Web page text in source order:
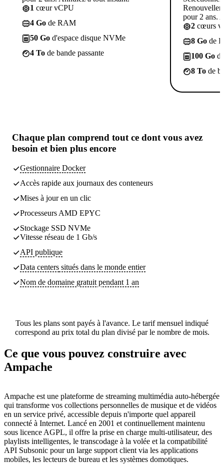
1 cœur vCPU
4 Go de RAM
50 Go d'espace disque NVMe
4 To de bande passante
pour 2 ans.
2 cœurs
8 Go de
100 Go
8 To de
Chaque plan comprend tout ce dont vous avez
besoin et bien plus encore
Gestionnaire Docker
Accès rapide aux journaux des conteneurs
Mises à jour en un clic
Processeurs AMD EPYC
Stockage SSD NVMe
Vitesse réseau de 1 Gb/s
API publique
Data centers situés dans le monde entier
Nom de domaine gratuit pendant 1 an
Tous les plans sont payés à l'avance. Le tarif mensuel indiqué
correspond au prix total du plan divisé par le nombre de mois.
Ce que vous pouvez construire avec
Ampache
Ampache est une plateforme de streaming multimédia auto-hébergée
qui transforme vos collections personnelles de musique et de vidéos
en un service privé, accessible depuis n'importe quel appareil
connecté à Internet. Lancé en 2001 et continuellement maintenu
sous licence AGPL, il offre la prise en charge multi-utilisateur, des
playlists intelligentes, le transcodage à la volée et la compatibilité
API Subsonic pour un large support client via les applications
mobiles, les lecteurs de bureau et les systèmes domotiques.